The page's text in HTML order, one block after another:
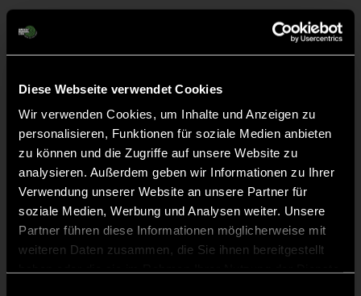
Diese Webseite verwendet Cookies
Wir verwenden Cookies, um Inhalte und Anzeigen zu
personalisieren, Funktionen für soziale Medien anbieten
zu können und die Zugriffe auf unsere Website zu
analysieren. Außerdem geben wir Informationen zu Ihrer
Verwendung unserer Website an unsere Partner für
soziale Medien, Werbung und Analysen weiter. Unsere
Partner führen diese Informationen möglicherweise mit
weiteren Daten zusammen, die Sie ihnen bereitgestellt
Liveticker
20'
Abpfiff
Spiel beendet
11' TOR 0:1, FELDTOR